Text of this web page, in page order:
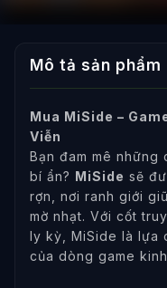
Mô tả sản phẩm
Mua MiSide –
Viễn
Bạn đam mê
bí ẩn? MiSide sẽ
rợn, nơi ranh giới
mờ nhạt. Với cốt
ly kỳ, MiSide là lựa
của dòng game